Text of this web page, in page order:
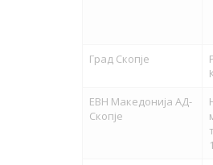
Град Скопје
ЕВН Македонија АД-
Скопје